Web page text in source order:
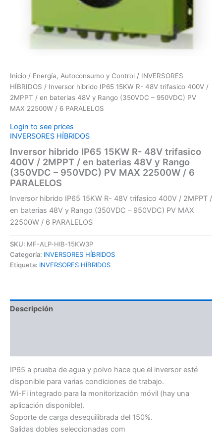
Inicio / Energía, Autoconsumo y Control / INVERSORES
HÍBRIDOS / Inversor hibrido IP65 15KW R- 48V trifasico 400V /
2MPPT / en baterias 48V y Rango (350VDC – 950VDC) PV
MAX 22500W / 6 PARALELOS
Login to see prices
INVERSORES HÍBRIDOS
Inversor hibrido IP65 15KW R- 48V trifasico
400V / 2MPPT / en baterias 48V y Rango
(350VDC – 950VDC) PV MAX 22500W / 6
PARALELOS
Inversor hibrido IP65 15KW R- 48V trifasico 400V / 2MPPT /
en baterias 48V y Rango (350VDC – 950VDC) PV MAX
22500W / 6 PARALELOS
SKU: MF-ALP-HIB-15KW3P
Categoría: INVERSORES HÍBRIDOS
Etiqueta: INVERSORES HÍBRIDOS
Descripción
IP65 a prueba de agua y polvo hace que el inversor esté
disponible para varias condiciones de trabajo.
Wi-Fi integrado para la monitorización móvil (hay una
aplicación disponible).
Soporte de carga desequilibrada del 150%.
Salidas dobles seleccionadas com